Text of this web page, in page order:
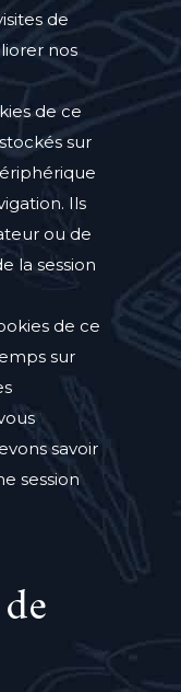
de
nos
de ce
sur
Ils
ou de
la session
de ce
sur
savoir
session